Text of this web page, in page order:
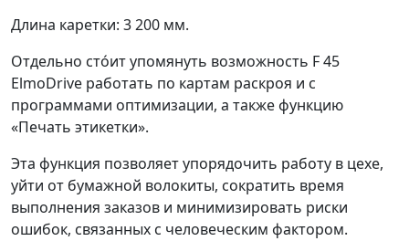
Длина каретки: 3 200 мм.
Отдельно сто́ит упомянуть возможность F 45
ElmoDrive работать по картам раскроя и с
программами оптимизации, а также функцию
«Печать этикетки».
Эта функция позволяет упорядочить работу в цехе,
уйти от бумажной волокиты, сократить время
выполнения заказов и минимизировать риски
ошибок, связанных с человеческим фактором.